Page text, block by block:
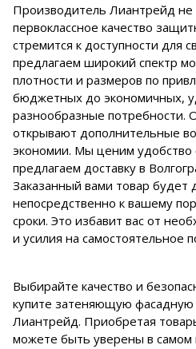
Производитель Лиантрейд не
первоклассное качество
стремится к доступности для
предлагаем широкий спектр
плотности и размеров по
бюджетных до экономичных,
разнообразные потребности.
открывают дополнительные
экономии. Мы ценим удобство
предлагаем доставку в
Заказанный вами товар будет
непосредственно к вашему
сроки. Это избавит вас от
и усилия на самостоятельное
Выбирайте качество и
купите затеняющую фасадную
Лиантрейд. Приобретая
можете быть уверены в самом